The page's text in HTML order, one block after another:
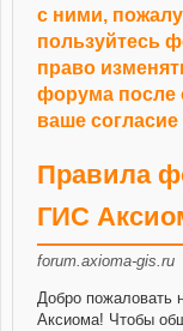
с ними,
пользуйтесь
право
форума после
ваше
Правила
ГИС
forum.axioma-gis.ru
Добро
Аксиома! Чтобы